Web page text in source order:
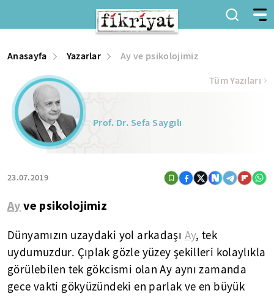
Anasayfa Yazarlar Ay ve psikolojimiz
Prof. Dr. Sefa Saygılı
23.07.2019
Tüm Yazıları
Ay ve psikolojimiz
Dünyamızın uzaydaki yol arkadaşı Ay, tek
uydumuzdur. Çıplak gözle yüzey şekilleri kolaylıkla
görülebilen tek gökcismi olan Ay aynı zamanda
gece vakti gökyüzündeki en parlak ve en büyük